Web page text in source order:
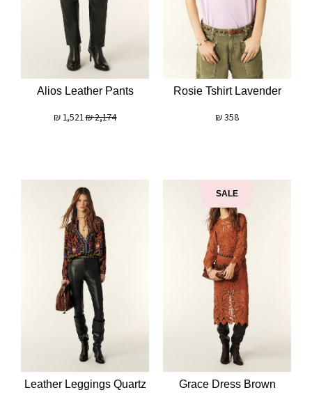
Rosie Tshirt Lavender
358
₪
Alios Leather Pants
2,174
₪
1,521
₪
SALE
Grace Dress Brown
Leather Leggings Quartz